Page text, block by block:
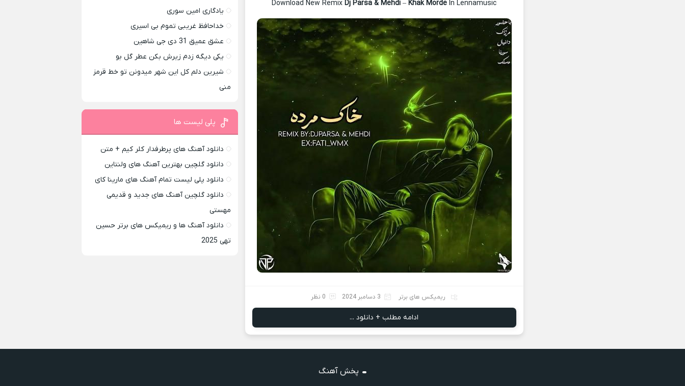
Download New RemixDj Parsa & Mehdi –Khak Morde In Lennamusic
ریمیکس های برتر 3 دسامبر 2024 0 نظر
ادامه مطلب + دانلود ...
یادگاری امین سوری
خداحافظ غریبی تموم بی اسیری
عشق عمیق 31 دی جی شاهین
یکی دیگه زدم زیرش بکن عطر گل بو
شیرین دلم کل این شهر میدونن تو خط قرمز
منی
پلی لیست ها
دانلود آهنگ های پرطرفدار کلر کیم + متن
دانلود گلچین بهترین آهنگ های ولنتاین
دانلود پلی لیست تمام آهنگ های مارینا کای
دانلود گلچین آهنگ های جدید و قدیمی
مهستی
دانلود آهنگ ها و ریمیکس های برتر حسین
تهی 2025
پخش آهنگ